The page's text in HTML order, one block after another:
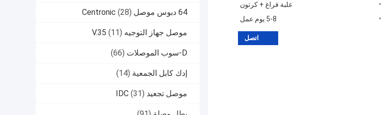
64 دبوس موصل Centronic (28)
موصل جهاز التوجيه V.35 (11)
D-سوب الموصلات (66)
إدك كابل الجمعية (14)
موصل تجعيد IDC (31)
علبة فراغ + كرتون
5-8 يوم عمل
اتصل